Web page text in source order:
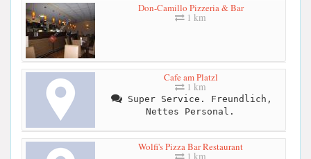
Don-Camillo Pizzeria & Bar
1 km
Cafe am Platzl
1 km
Super Service. Freundlich,
Nettes Personal.
Wolfi's Pizza Bar Restaurant